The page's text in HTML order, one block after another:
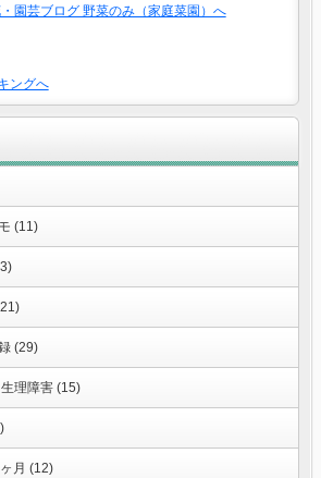
ングへ
(11)
(29)
理障害 (15)
月 (12)